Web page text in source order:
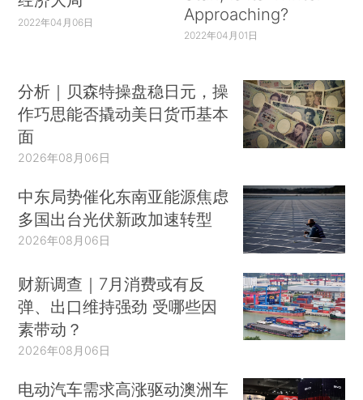
2022年04月06日
Approaching?
2022年04月01日
分析｜贝森特操盘稳日元，操
作巧思能否撬动美日货币基本
面
2026年08月06日
中东局势催化东南亚能源焦虑
多国出台光伏新政加速转型
2026年08月06日
财新调查｜7月消费或有反
弹、出口维持强劲 受哪些因
素带动？
2026年08月06日
电动汽车需求高涨驱动澳洲车